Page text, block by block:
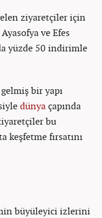
ziyaretçiler için
ve Efes
yüzde 50 indirimle
bir yapı
dünyaçapında
bu
keşfetme fırsatını
büyüleyici izlerini